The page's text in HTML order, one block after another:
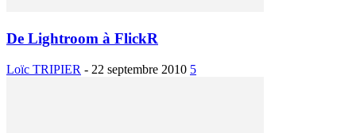
De Lightroom à FlickR
Loïc TRIPIER - 22 septembre 2010 5